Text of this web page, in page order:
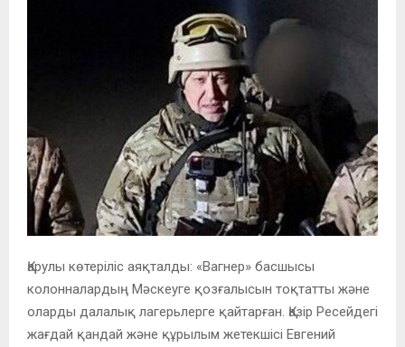
Қарулы көтеріліс аяқталды: «Вагнер» басшысы
колонналардың Мәскеуге қозғалысын тоқтатты және
оларды далалық лагерьлерге қайтарған. Қазір Ресейдегі
жағдай қандай және құрылым жетекшісі Евгений